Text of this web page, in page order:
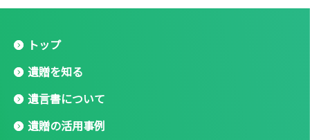
トップ
遺贈を知る
遺言書について
遺贈の活用事例